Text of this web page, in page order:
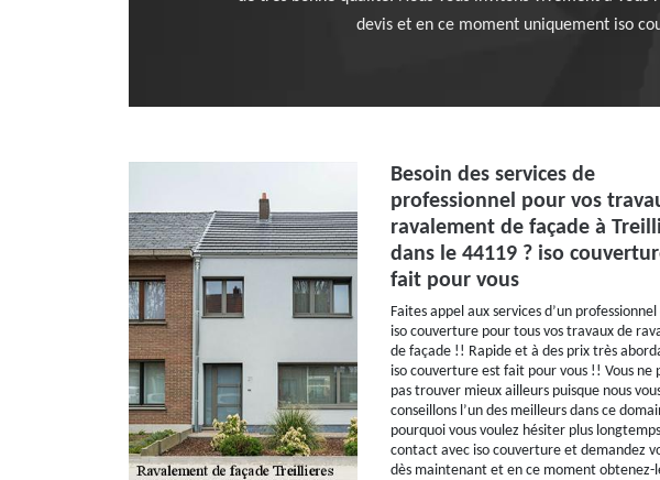
devis et en ce moment uniquement iso
Besoin des services de
professionnel pour vos
ravalement de façade à
dans le 44119 ? iso
fait pour vous
Faites appel aux services d’un
iso couverture pour tous vos travaux de
de façade !! Rapide et à des prix très
iso couverture est fait pour vous !! Vous ne
pas trouver mieux ailleurs puisque nous
conseillons l’un des meilleurs dans ce
pourquoi vous voulez hésiter plus
contact avec iso couverture et demandez
dès maintenant et en ce moment obtenez-